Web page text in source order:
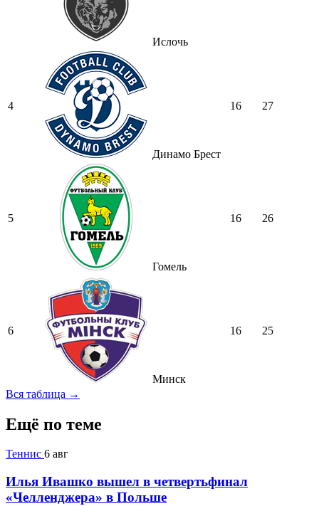
Ислочь
4
Динамо Брест
16 27
5
Гомель
16 26
6
Минск
16 25
Вся таблица →
Ещё по теме
Теннис 6 авг
Илья Ивашко вышел в четвертьфинал
«Челленджера» в Польше